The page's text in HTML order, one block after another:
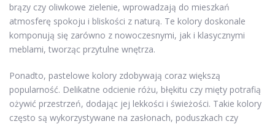
brązy czy oliwkowe zielenie, wprowadzają do mieszkań
atmosferę spokoju i bliskości z naturą. Te kolory doskonale
komponują się zarówno z nowoczesnymi, jak i klasycznymi
meblami, tworząc przytulne wnętrza.
Ponadto, pastelowe kolory zdobywają coraz większą
popularność. Delikatne odcienie różu, błękitu czy mięty potrafią
ożywić przestrzeń, dodając jej lekkości i świeżości. Takie kolory
często są wykorzystywane na zasłonach, poduszkach czy